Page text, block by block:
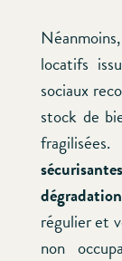
locatifs
sociaux
stock de
régulier et
non